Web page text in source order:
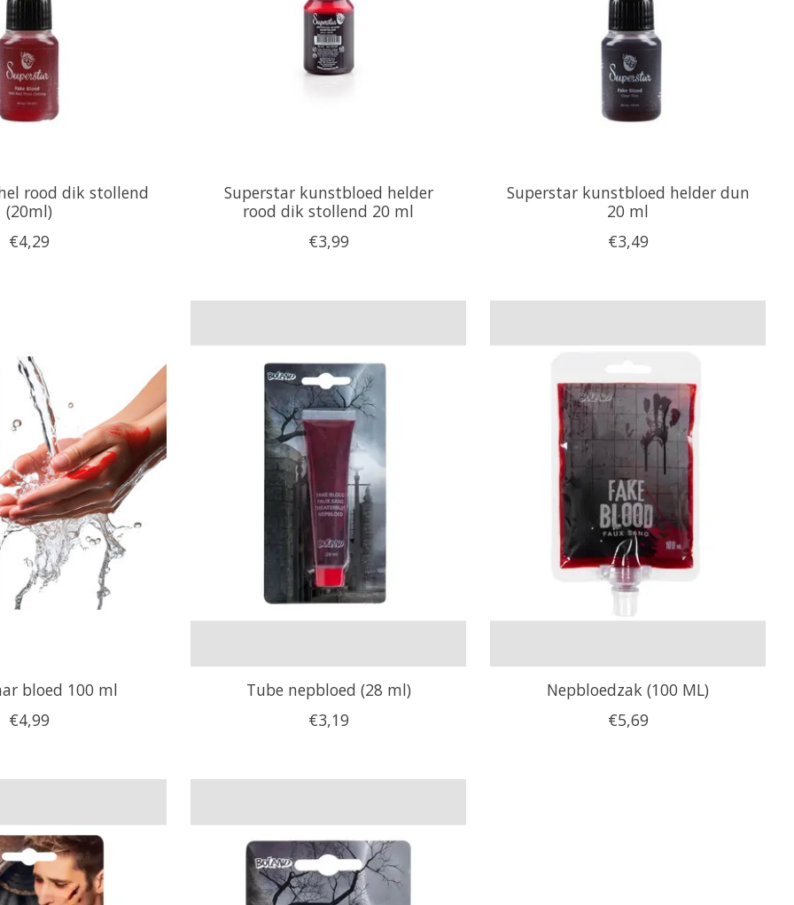
rood dik stollend
(20ml)
€4,29
Superstar kunstbloed helder
rood dik stollend 20 ml
€3,99
Superstar kunstbloed helder dun
20 ml
€3,49
bloed 100 ml
€4,99
Tube nepbloed (28 ml)
€3,19
Nepbloedzak (100 ML)
€5,69